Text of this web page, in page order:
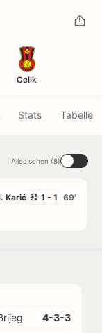
Celik
Stats Tabelle
Alles sehen (8)
69'
1 - 1
Karić
4-3-3